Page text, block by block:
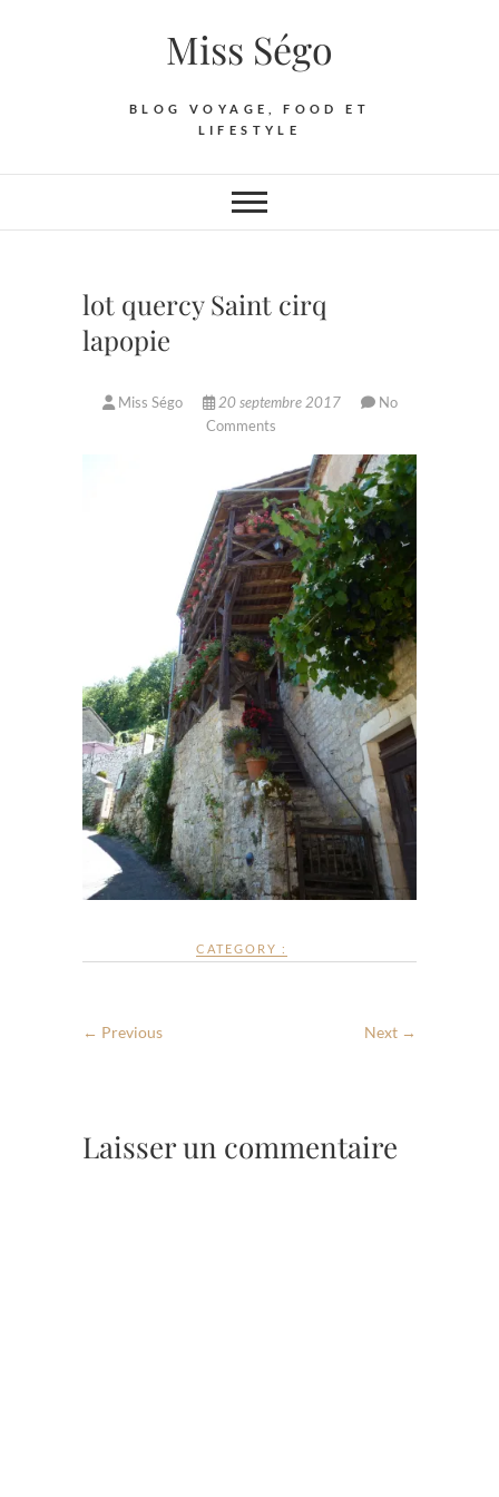
Miss Ségo
BLOG VOYAGE, FOOD ET
LIFESTYLE
lot quercy Saint cirq
lapopie
Miss Ségo 20 septembre 2017
No
Comments
CATEGORY :
← Previous Next →
Laisser un commentaire